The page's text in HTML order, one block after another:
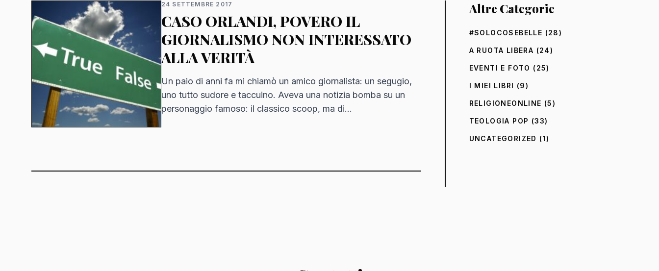
24 SETTEMBRE 2017
CASO ORLANDI, POVERO IL
GIORNALISMO NON INTERESSATO
ALLA VERITÀ
Un paio di anni fa mi chiamò un amico giornalista: un segugio,
uno tutto sudore e taccuino. Aveva una notizia bomba su un
personaggio famoso: il classico scoop, ma di…
Altre Categorie
#SOLOCOSEBELLE (28)
A RUOTA LIBERA (24)
EVENTI E FOTO (25)
I MIEI LIBRI (9)
RELIGIONEONLINE (5)
TEOLOGIA POP (33)
UNCATEGORIZED (1)